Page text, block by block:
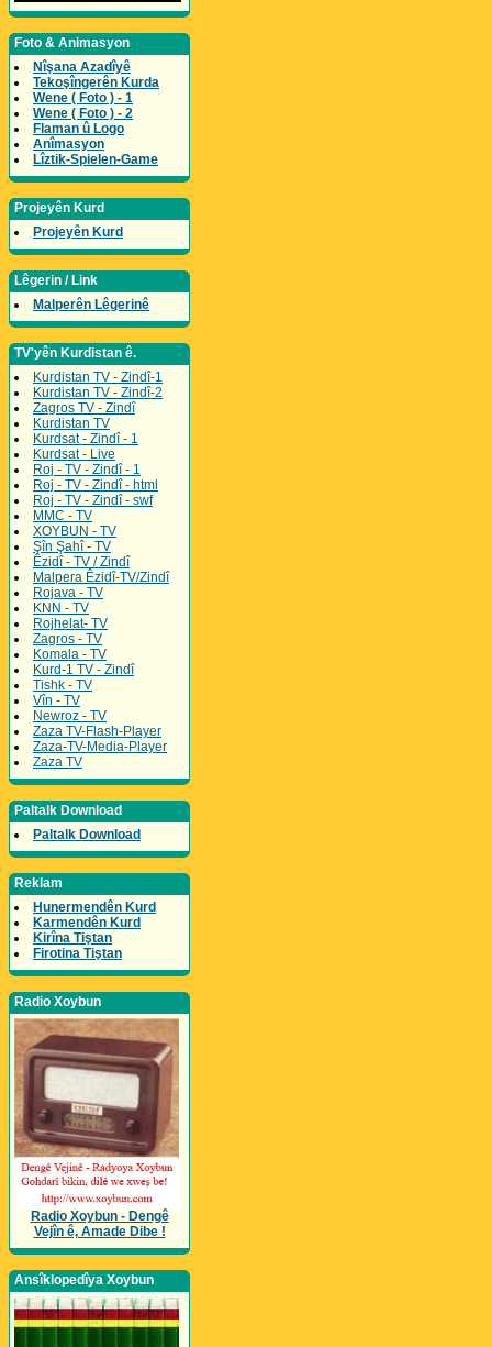
Foto & Animasyon
Nîşana Azadîyê
Tekoşîngerên Kurda
Wene ( Foto ) - 1
Wene ( Foto ) - 2
Flaman û Logo
Anîmasyon
Lîztik-Spielen-Game
Projeyên Kurd
Projeyên Kurd
Lêgerin / Link
Malperên Lêgerinê
TV'yên Kurdistan ê.
Kurdistan TV - Zindî-1
Kurdistan TV - Zindî-2
Zagros TV - Zindî
Kurdistan TV
Kurdsat - Zindî - 1
Kurdsat - Live
Roj - TV - Zindî - 1
Roj - TV - Zindî - html
Roj - TV - Zindî - swf
MMC - TV
XOYBUN - TV
Şîn Şahî - TV
Êzidî - TV / Zindî
Malpera Êzidî-TV/Zindî
Rojava - TV
KNN - TV
Rojhelat- TV
Zagros - TV
Komala - TV
Kurd-1 TV - Zindî
Tishk - TV
Vîn - TV
Newroz - TV
Zaza TV-Flash-Player
Zaza-TV-Media-Player
Zaza TV
Paltalk Download
Paltalk Download
Reklam
Hunermendên Kurd
Karmendên Kurd
Kirîna Tiştan
Firotina Tiştan
Radio Xoybun
Radio Xoybun - Dengê
Vejîn ê, Amade Dibe !
Ansîklopedîya Xoybun